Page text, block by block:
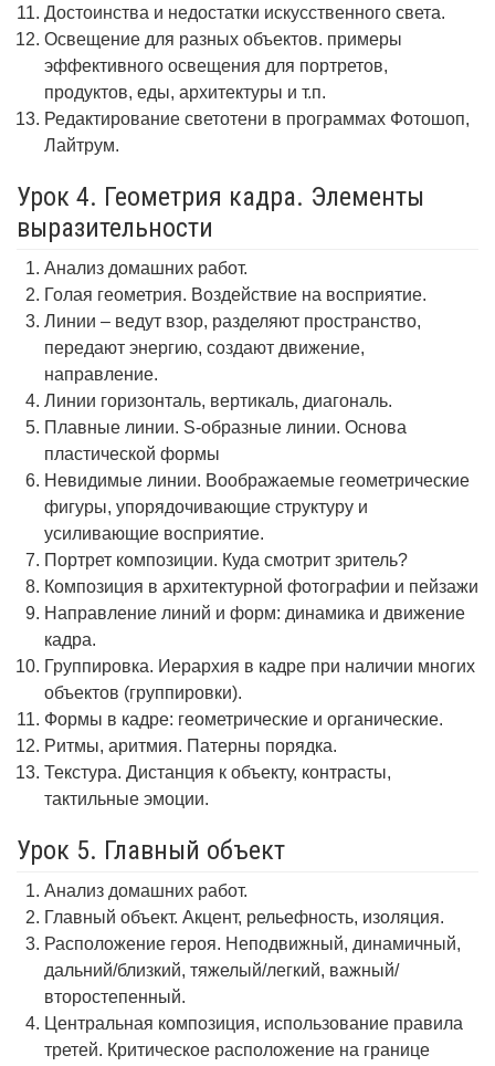
Достоинства и недостатки искусственного света.
Освещение для разных объектов. примеры
эффективного освещения для портретов,
продуктов, еды, архитектуры и т.п.
Редактирование светотени в программах Фотошоп,
Лайтрум.
Урок 4. Геометрия кадра. Элементы
выразительности
Анализ домашних работ.
Голая геометрия. Воздействие на восприятие.
Линии – ведут взор, разделяют пространство,
передают энергию, создают движение,
направление.
Линии горизонталь, вертикаль, диагональ.
Плавные линии. S-образные линии. Основа
пластической формы
Невидимые линии. Воображаемые геометрические
фигуры, упорядочивающие структуру и
усиливающие восприятие.
Портрет композиции. Куда смотрит зритель?
Композиция в архитектурной фотографии и пейзажи
Направление линий и форм: динамика и движение
кадра.
Группировка. Иерархия в кадре при наличии многих
объектов (группировки).
Формы в кадре: геометрические и органические.
Ритмы, аритмия. Патерны порядка.
Текстура. Дистанция к объекту, контрасты,
тактильные эмоции.
Урок 5. Главный объект
Анализ домашних работ.
Главный объект. Акцент, рельефность, изоляция.
Расположение героя. Неподвижный, динамичный,
дальний/близкий, тяжелый/легкий, важный/
второстепенный.
Центральная композиция, использование правила
третей. Критическое расположение на границе